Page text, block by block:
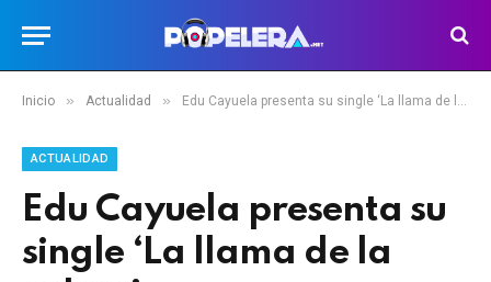
Inicio » Actualidad » Edu Cayuela presenta su single ‘La llama de la calma’
ACTUALIDAD
Edu Cayuela presenta su
single ‘La llama de la